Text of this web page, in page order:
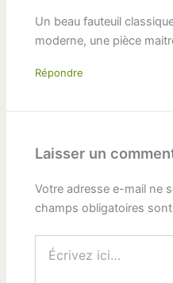
Un beau fauteuil
moderne, une pièce
Répondre
Laisser un
Votre adresse e-mail ne
champs obligatoires
ici…